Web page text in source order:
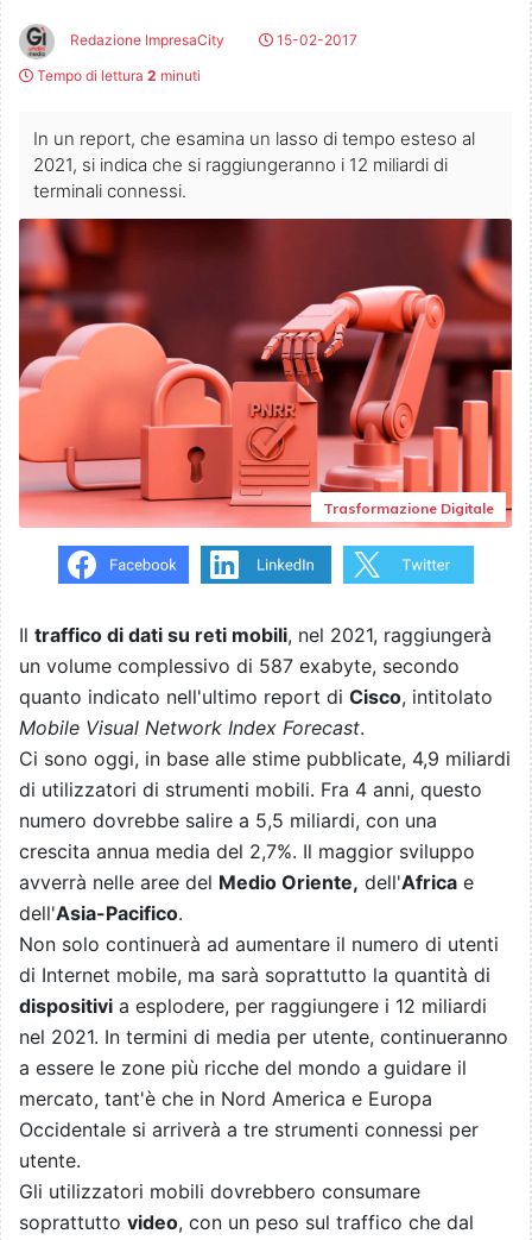
Redazione ImpresaCity
15-02-2017
Tempo di lettura 2 minuti
In un report, che esamina un lasso di tempo esteso al
2021, si indica che si raggiungeranno i 12 miliardi di
terminali connessi.
Trasformazione Digitale
Il traffico di dati su reti mobili, nel 2021, raggiungerà
un volume complessivo di 587 exabyte, secondo
quanto indicato nell'ultimo report di Cisco, intitolato
Mobile Visual Network Index Forecast.
Ci sono oggi, in base alle stime pubblicate, 4,9 miliardi
di utilizzatori di strumenti mobili. Fra 4 anni, questo
numero dovrebbe salire a 5,5 miliardi, con una
crescita annua media del 2,7%. Il maggior sviluppo
avverrà nelle aree del Medio Oriente, dell'Africa e
dell'Asia-Pacifico.
Non solo continuerà ad aumentare il numero di utenti
di Internet mobile, ma sarà soprattutto la quantità di
dispositivi a esplodere, per raggiungere i 12 miliardi
nel 2021. In termini di media per utente, continueranno
a essere le zone più ricche del mondo a guidare il
mercato, tant'è che in Nord America e Europa
Occidentale si arriverà a tre strumenti connessi per
utente.
Gli utilizzatori mobili dovrebbero consumare
soprattutto video, con un peso sul traffico che dal